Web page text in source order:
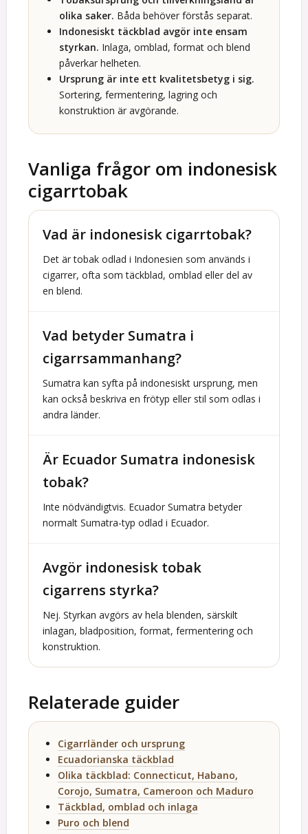
olika saker. Båda behöver förstås separat.
Indonesiskt täckblad avgör inte ensam
styrkan. Inlaga, omblad, format och blend
påverkar helheten.
Ursprung är inte ett kvalitetsbetyg i sig.
Sortering, fermentering, lagring och
konstruktion är avgörande.
Vanliga frågor om indonesisk
cigarrtobak
Vad är indonesisk cigarrtobak?
Det är tobak odlad i Indonesien som används i
cigarrer, ofta som täckblad, omblad eller del av
en blend.
Vad betyder Sumatra i
cigarrsammanhang?
Sumatra kan syfta på indonesiskt ursprung, men
kan också beskriva en frötyp eller stil som odlas i
andra länder.
Är Ecuador Sumatra indonesisk
tobak?
Inte nödvändigtvis. Ecuador Sumatra betyder
normalt Sumatra-typ odlad i Ecuador.
Avgör indonesisk tobak
cigarrens styrka?
Nej. Styrkan avgörs av hela blenden, särskilt
inlagan, bladposition, format, fermentering och
konstruktion.
Relaterade guider
Cigarrländer och ursprung
Ecuadorianska täckblad
Olika täckblad: Connecticut, Habano,
Corojo, Sumatra, Cameroon och Maduro
Täckblad, omblad och inlaga
Puro och blend